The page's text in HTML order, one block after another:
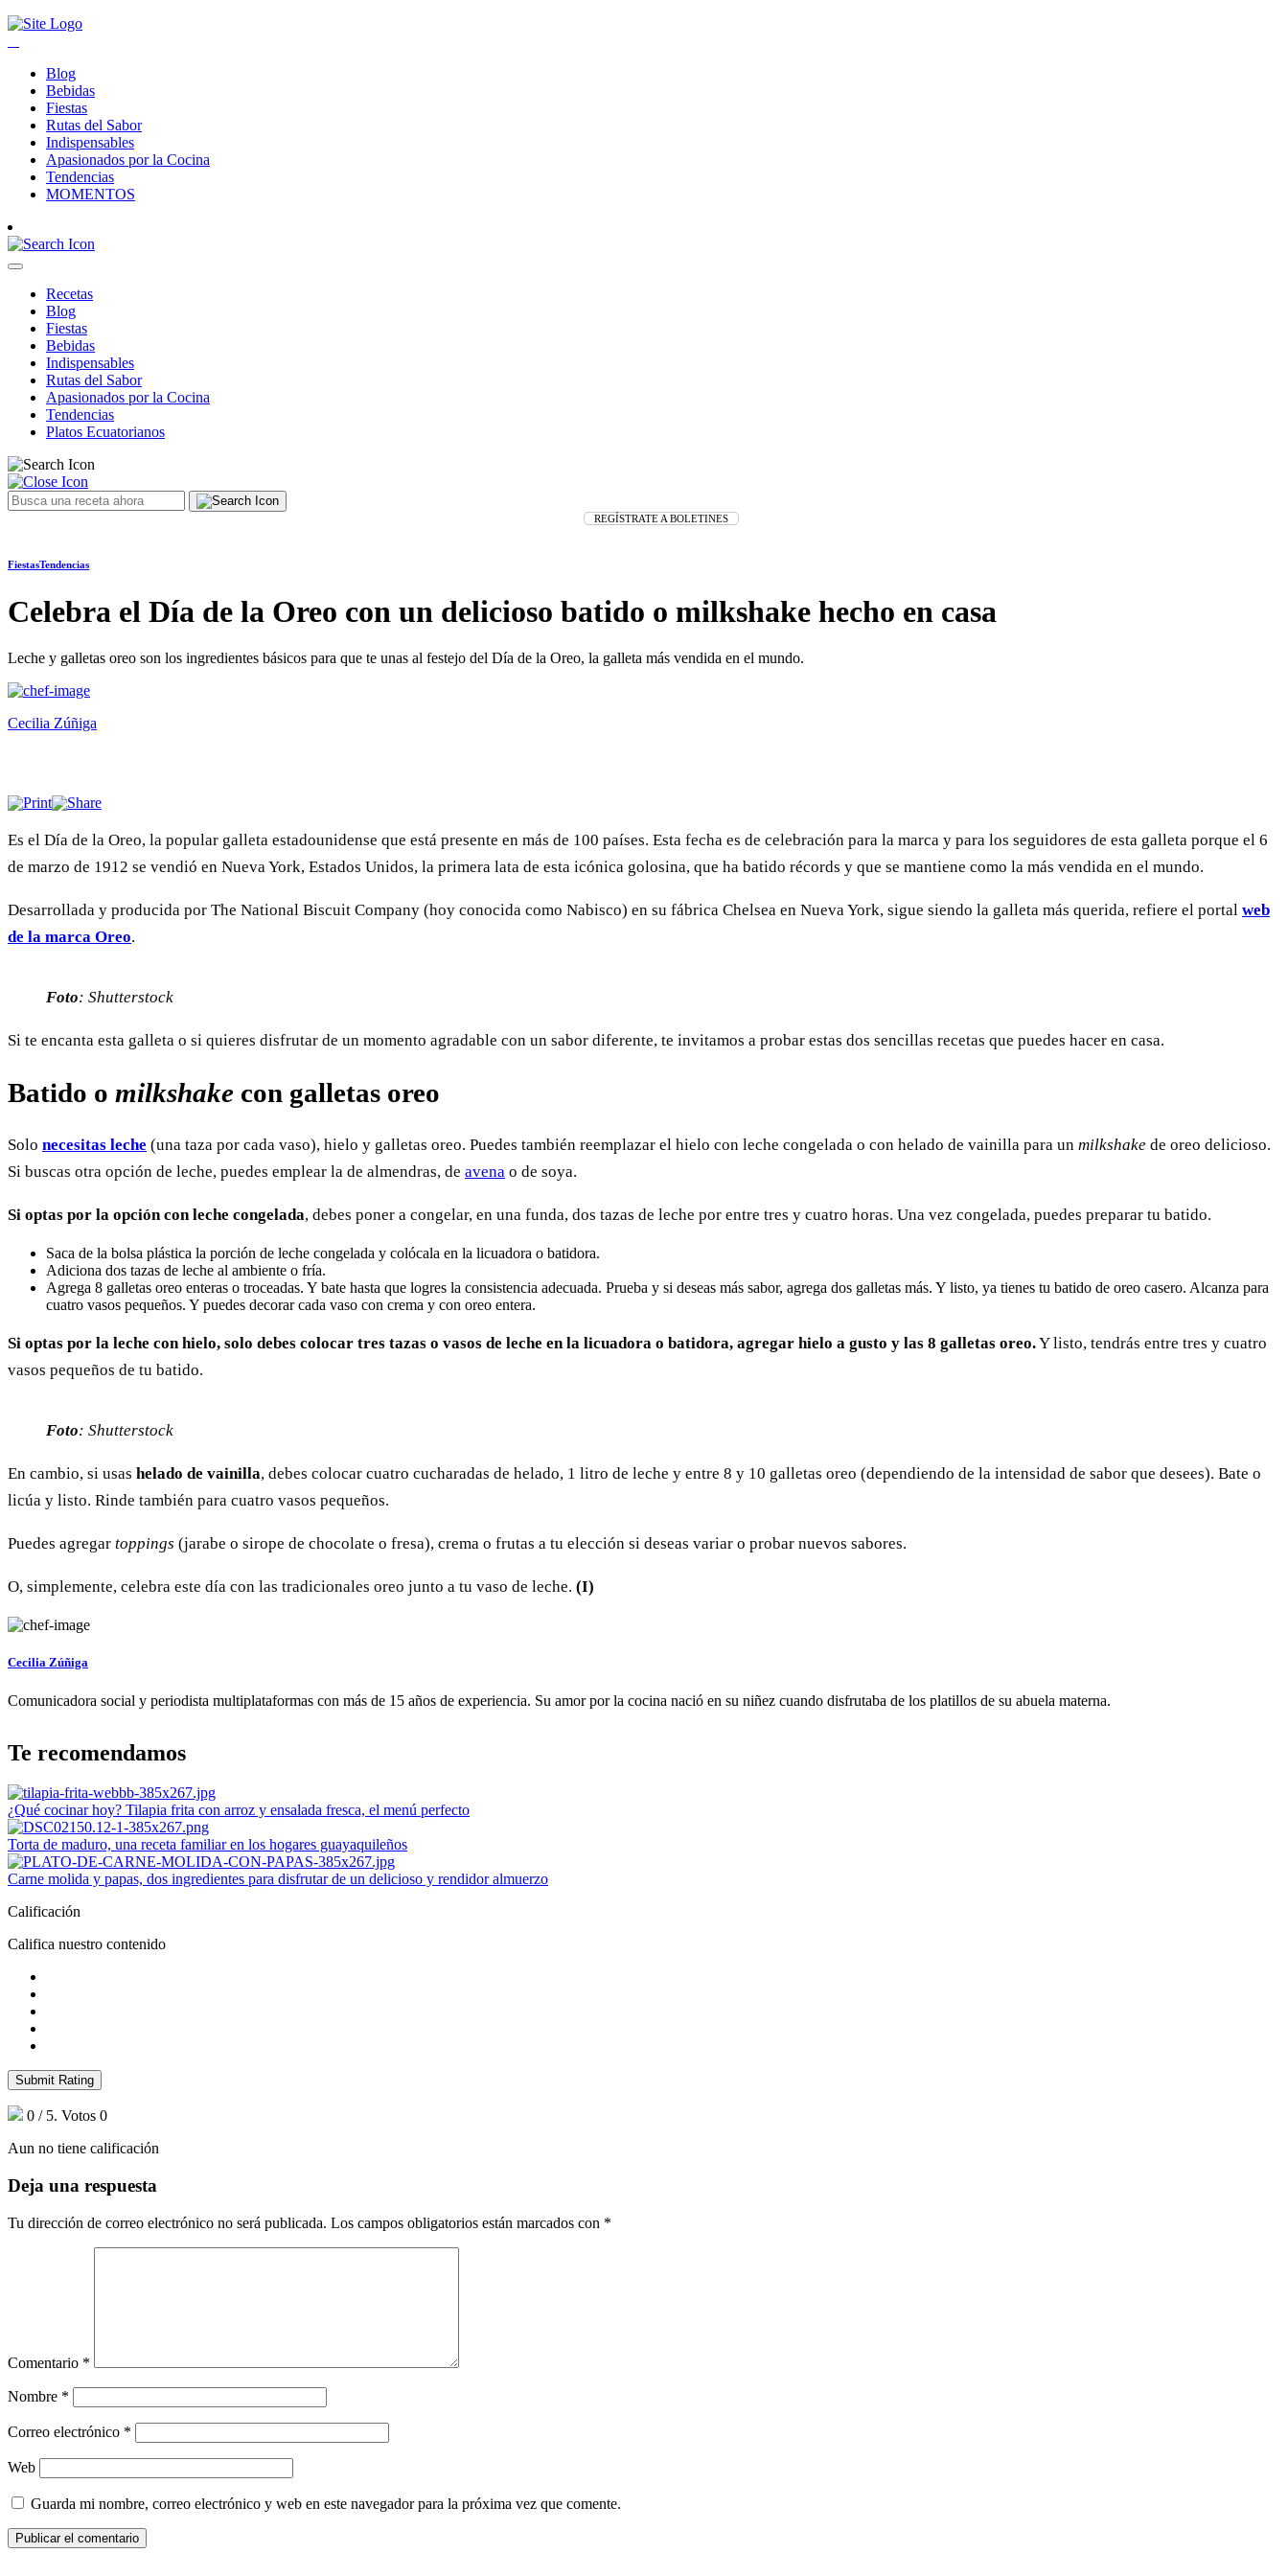
Blog
Bebidas
Fiestas
Rutas del Sabor
Indispensables
Apasionados por la Cocina
Tendencias
MOMENTOS
Recetas
Blog
Fiestas
Bebidas
Indispensables
Rutas del Sabor
Apasionados por la Cocina
Tendencias
Platos Ecuatorianos
REGÍSTRATE A BOLETINES
FiestasTendencias
Celebra el Día de la Oreo con un delicioso batido o milkshake hecho en casa
Leche y galletas oreo son los ingredientes básicos para que te unas al festejo del Día de la Oreo, la galleta más vendida en el mundo.
Cecilia Zúñiga
Es el Día de la Oreo, la popular galleta estadounidense que está presente en más de 100 países. Esta fecha es de celebración para la marca y para los seguidores de esta galleta porque el 6
de marzo de 1912 se vendió en Nueva York, Estados Unidos, la primera lata de esta icónica golosina, que ha batido récords y que se mantiene como la más vendida en el mundo.
Desarrollada y producida por The National Biscuit Company (hoy conocida como Nabisco) en su fábrica Chelsea en Nueva York, sigue siendo la galleta más querida, refiere el portal web
de la marca Oreo.
Foto: Shutterstock
Si te encanta esta galleta o si quieres disfrutar de un momento agradable con un sabor diferente, te invitamos a probar estas dos sencillas recetas que puedes hacer en casa.
Batido o milkshake con galletas oreo
Solo necesitas leche (una taza por cada vaso), hielo y galletas oreo. Puedes también reemplazar el hielo con leche congelada o con helado de vainilla para un milkshake de oreo delicioso.
Si buscas otra opción de leche, puedes emplear la de almendras, de avena o de soya.
Si optas por la opción con leche congelada, debes poner a congelar, en una funda, dos tazas de leche por entre tres y cuatro horas. Una vez congelada, puedes preparar tu batido.
Saca de la bolsa plástica la porción de leche congelada y colócala en la licuadora o batidora.
Adiciona dos tazas de leche al ambiente o fría.
Agrega 8 galletas oreo enteras o troceadas. Y bate hasta que logres la consistencia adecuada. Prueba y si deseas más sabor, agrega dos galletas más. Y listo, ya tienes tu batido de oreo casero. Alcanza para
cuatro vasos pequeños. Y puedes decorar cada vaso con crema y con oreo entera.
Si optas por la leche con hielo, solo debes colocar tres tazas o vasos de leche en la licuadora o batidora, agregar hielo a gusto y las 8 galletas oreo.Y listo, tendrás entre tres y cuatro
vasos pequeños de tu batido.
Foto: Shutterstock
En cambio, si usas helado de vainilla, debes colocar cuatro cucharadas de helado, 1 litro de leche y entre 8 y 10 galletas oreo (dependiendo de la intensidad de sabor que desees). Bate o
licúa y listo. Rinde también para cuatro vasos pequeños.
Puedes agregar toppings (jarabe o sirope de chocolate o fresa), crema o frutas a tu elección si deseas variar o probar nuevos sabores.
O, simplemente, celebra este día con las tradicionales oreo junto a tu vaso de leche. (I)
Cecilia Zúñiga
Comunicadora social y periodista multiplataformas con más de 15 años de experiencia. Su amor por la cocina nació en su niñez cuando disfrutaba de los platillos de su abuela materna.
Te recomendamos
¿Qué cocinar hoy? Tilapia frita con arroz y ensalada fresca, el menú perfecto
Torta de maduro, una receta familiar en los hogares guayaquileños
Carne molida y papas, dos ingredientes para disfrutar de un delicioso y rendidor almuerzo
Calificación
Califica nuestro contenido
Submit Rating
0 / 5. Votos 0
Aun no tiene calificación
Deja una respuesta
Tu dirección de correo electrónico no será publicada. Los campos obligatorios están marcados con *
Comentario *
Nombre *
Correo electrónico *
Web
Guarda mi nombre, correo electrónico y web en este navegador para la próxima vez que comente.